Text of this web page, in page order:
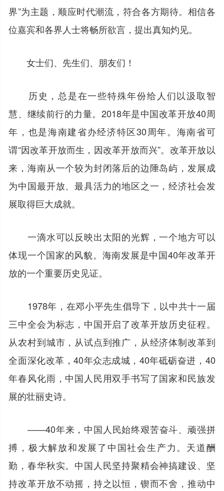
界”为主题，顺应时代潮流，符合各方期待。相信各
位嘉宾和各界人士将畅所欲言，提出真知灼见。
女士们、先生们、朋友们！
历史，总是在一些特殊年份给人们以汲取智
慧、继续前行的力量。2018年是中国改革开放40周
年，也是海南建省办经济特区30周年。海南省可
谓“因改革开放而生，因改革开放而兴”。改革开放以
来，海南从一个较为封闭落后的边陲岛屿，发展成
为中国最开放、最具活力的地区之一，经济社会发
展取得巨大成就。
一滴水可以反映出太阳的光辉，一个地方可以
体现一个国家的风貌。海南发展是中国40年改革开
放的一个重要历史见证。
1978年，在邓小平先生倡导下，以中共十一届
三中全会为标志，中国开启了改革开放历史征程。
从农村到城市，从试点到推广，从经济体制改革到
全面深化改革，40年众志成城，40年砥砺奋进，40
年春风化雨，中国人民用双手书写了国家和民族发
展的壮丽史诗。
——40年来，中国人民始终艰苦奋斗、顽强拼
搏，极大解放和发展了中国社会生产力。天道酬
勤，春华秋实。中国人民坚持聚精会神搞建设、坚
持改革开放不动摇，持之以恒，锲而不舍，推动中